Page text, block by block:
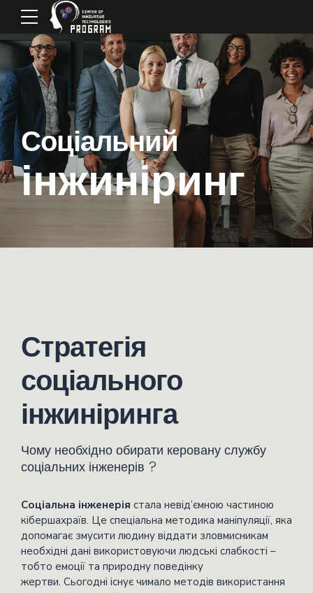
Соціальний
інжиніринг
Стратегія
соціального
інжиніринга
Чому необхідно обирати керовану службу
соціальних інженерів ?
Соціальна інженерія стала невід’ємною частиною
кібершахраїв. Це спеціальна методика маніпуляції, яка
допомагає змусити людину віддати зловмисникам
необхідні дані використовуючи людські слабкості –
тобто емоції та природну поведінку
жертви. Сьогодні існує чимало методів використання